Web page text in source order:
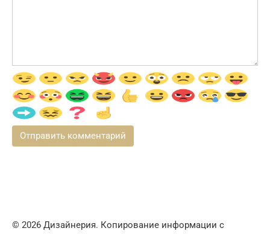
© 2026 Дизайнерия. Копирование информации с